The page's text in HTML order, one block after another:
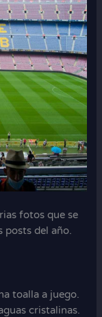
fotos que se
posts del año.
toalla a juego.
cristalinas.